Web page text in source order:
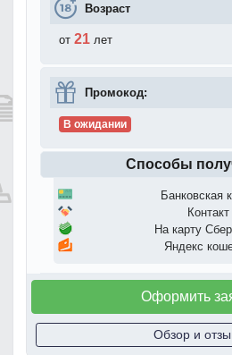
Возраст
от 21 лет
Промокод:
В ожидании
Способы
Банковская
Контакт
На карту
Яндекс
Оформить
Обзор и